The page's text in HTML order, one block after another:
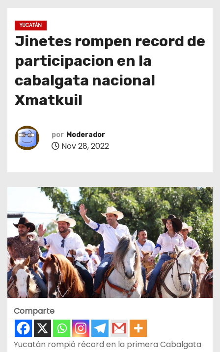
YUCATÁN
Jinetes rompen record de
participacion en la
cabalgata nacional
Xmatkuil
por Moderador
Nov 28, 2022
Comparte
Yucatán rompió récord en la primera Cabalgata